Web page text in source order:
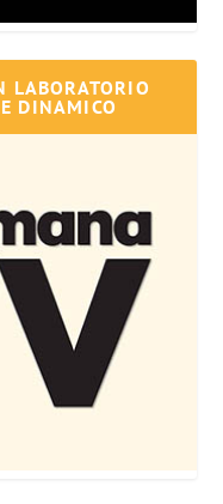
LABORATORIO
DINAMICO